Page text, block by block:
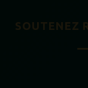
SOUTENEZ